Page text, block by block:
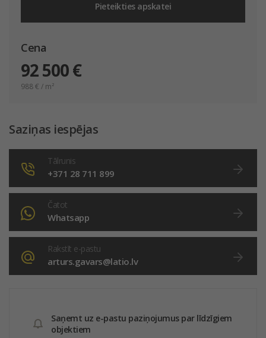
Pieteikties apskatei
Cena
92 500 €
988€ / m²
Saziņas iespējas
Tālrunis
+371 28 711 899
Čatot
Whatsapp
Rakstīt e-pastu
arturs.gavars@latio.lv
Saņemt uz e-pastu paziņojumus par līdzīgiem
objektiem